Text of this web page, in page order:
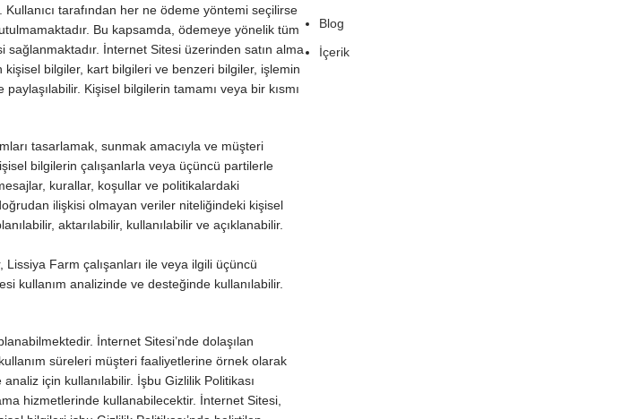
tarafından her ne ödeme yöntemi seçilirse
Bu kapsamda, ödemeye yönelik tüm
sağlanmaktadır. İnternet Sitesi üzerinden satın alma
bilgiler, kart bilgileri ve benzeri bilgiler, işlemin
Kişisel bilgilerin tamamı veya bir kısmı
tasarlamak, sunmak amacıyla ve müşteri
bilgilerin çalışanlarla veya üçüncü partilerle
kurallar, koşullar ve politikalardaki
ilişkisi olmayan veriler niteliğindeki kişisel
aktarılabilir, kullanılabilir ve açıklanabilir.
Farm çalışanları ile veya ilgili üçüncü
kullanım analizinde ve desteğinde kullanılabilir.
İnternet Sitesi’nde dolaşılan
süreleri müşteri faaliyetlerine örnek olarak
için kullanılabilir. İşbu Gizlilik Politikası
hizmetlerinde kullanabilecektir. İnternet Sitesi,
Blog
İçerik